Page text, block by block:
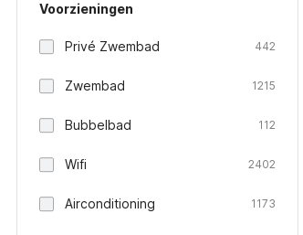
Voorzieningen
Privé Zwembad 442
Zwembad 1215
Bubbelbad 112
Wifi 2402
Airconditioning 1173